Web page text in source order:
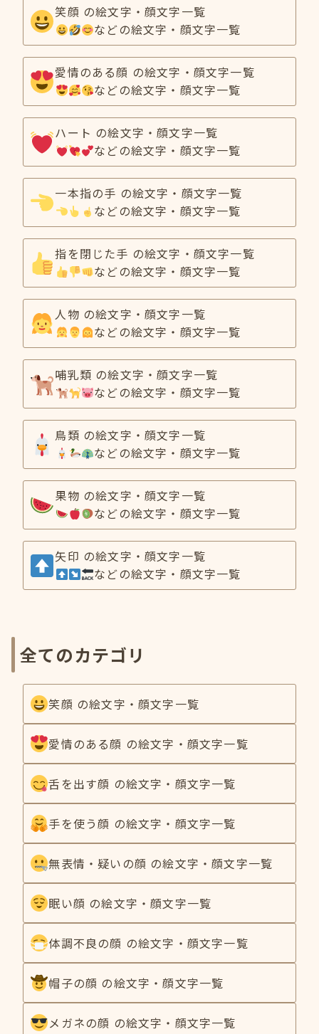
笑顔 の絵文字・顔文字一覧
などの絵文字・顔文字一覧
愛情のある顔 の絵文字・顔文字一覧
などの絵文字・顔文字一覧
ハート の絵文字・顔文字一覧
などの絵文字・顔文字一覧
一本指の手 の絵文字・顔文字一覧
などの絵文字・顔文字一覧
指を閉じた手 の絵文字・顔文字一覧
などの絵文字・顔文字一覧
人物 の絵文字・顔文字一覧
などの絵文字・顔文字一覧
哺乳類 の絵文字・顔文字一覧
などの絵文字・顔文字一覧
鳥類 の絵文字・顔文字一覧
などの絵文字・顔文字一覧
果物 の絵文字・顔文字一覧
などの絵文字・顔文字一覧
矢印 の絵文字・顔文字一覧
などの絵文字・顔文字一覧
全てのカテゴリ
笑顔 の絵文字・顔文字一覧
愛情のある顔 の絵文字・顔文字一覧
舌を出す顔 の絵文字・顔文字一覧
手を使う顔 の絵文字・顔文字一覧
無表情・疑いの顔 の絵文字・顔文字一覧
眠い顔 の絵文字・顔文字一覧
体調不良の顔 の絵文字・顔文字一覧
帽子の顔 の絵文字・顔文字一覧
メガネの顔 の絵文字・顔文字一覧